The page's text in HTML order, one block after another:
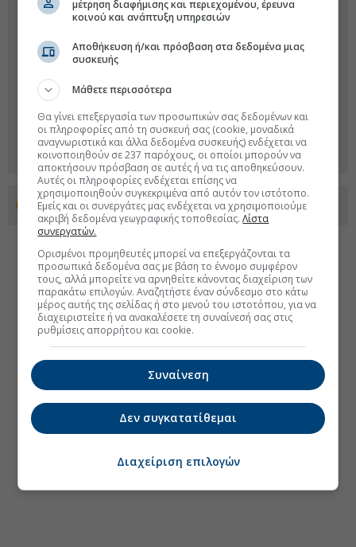
Προσθέστε το euro2day.gr στο Discover
μέτρηση διαφήμισης και περιεχομένου, έρευνα
κοινού και ανάπτυξη υπηρεσιών
Αποθήκευση ή/και πρόσβαση στα δεδομένα μιας
συσκευής
Μάθετε περισσότερα
Θα γίνει επεξεργασία των προσωπικών σας δεδομένων και
οι πληροφορίες από τη συσκευή σας (cookie, μοναδικά
αναγνωριστικά και άλλα δεδομένα συσκευής) ενδέχεται να
κοινοποιηθούν σε 237 παρόχους, οι οποίοι μπορούν να
αποκτήσουν πρόσβαση σε αυτές ή να τις αποθηκεύσουν.
Αυτές οι πληροφορίες ενδέχεται επίσης να
χρησιμοποιηθούν συγκεκριμένα από αυτόν τον ιστότοπο.
Εμείς και οι συνεργάτες μας ενδέχεται να χρησιμοποιούμε
ακριβή δεδομένα γεωγραφικής τοποθεσίας.Λίστα
συνεργατών.
Ορισμένοι προμηθευτές μπορεί να επεξεργάζονται τα
προσωπικά δεδομένα σας με βάση το έννομο συμφέρον
τους, αλλά μπορείτε να αρνηθείτε κάνοντας διαχείριση των
παρακάτω επιλογών. Αναζητήστε έναν σύνδεσμο στο κάτω
μέρος αυτής της σελίδας ή στο μενού του ιστοτόπου, για να
διαχειριστείτε ή να ανακαλέσετε τη συναίνεσή σας στις
ρυθμίσεις απορρήτου και cookie.
Συναίνεση
Δεν συγκατατίθεμαι
Διαχείριση επιλογών